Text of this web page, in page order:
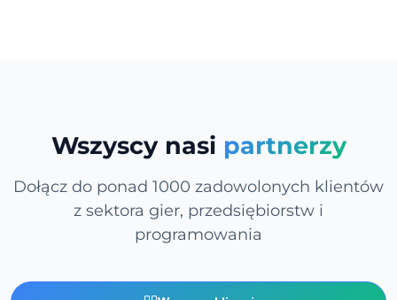
Wszyscy nasi partnerzy
Dołącz do ponad 1000 zadowolonych klientów
z sektora gier, przedsiębiorstw i
programowania